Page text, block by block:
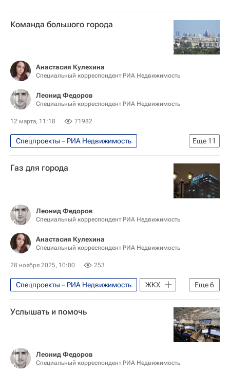
Команда большого города
Анастасия Кулехина
Специальный корреспондент РИА Недвижимость
Леонид Федоров
Специальный корреспондент РИА Недвижимость
12 марта, 11:18 71982
Еще 11
Спецпроекты – РИА Недвижимость
Москва
Москва Сегодня: мегаполис для жизни
Городское хозяйство Москвы
Объединенная энергетическая компания (Москва)
Город: детали – РИА Недвижимость
МОЭК
Мосгаз
Автомобильные дороги
Газ для города
Леонид Федоров
Специальный корреспондент РИА Недвижимость
Анастасия Кулехина
Специальный корреспондент РИА Недвижимость
28 ноября 2025, 10:00 253
Еще6
Спецпроекты – РИА Недвижимость
ЖКХ
Москва Сегодня: мегаполис для жизни
Комплекс городского хозяйства Москвы
Город: детали – РИА Недвижимость
Мосгаз
Услышать и помочь
Леонид Федоров
Специальный корреспондент РИА Недвижимость